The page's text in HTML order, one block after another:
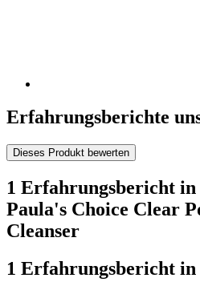
Erfahrungsberichte
Dieses Produkt bewerten
1 Erfahrungsbericht
Paula's Choice Clear
Cleanser
1 Erfahrungsbericht in